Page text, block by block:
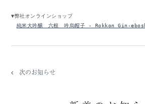
▼弊社オンラインショップ
純米大吟醸　六根　吟烏帽子 - Rokkon Gin-
次のお知らせ